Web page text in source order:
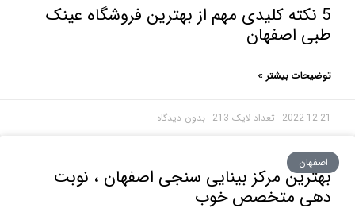
نکته کلیدی مهم از بهترین فروشگاه عینک
اصفهان
بیشتر »
2022- بدون دیدگاه
مرکز بینایی سنجی اصفهان ، نوبت
متخصص خوب